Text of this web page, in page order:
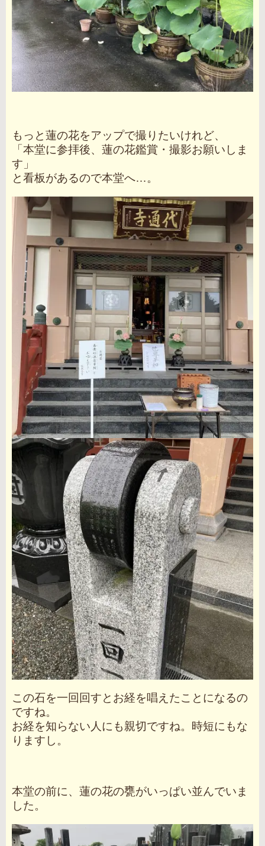
もっと蓮の花をアップで撮りたいけれど、
「本堂に参拝後、蓮の花鑑賞・撮影お願いしま
す」
と看板があるので本堂へ…。
この石を一回回すとお経を唱えたことになるの
ですね。
お経を知らない人にも親切ですね。時短にもな
りますし。
本堂の前に、蓮の花の甕がいっぱい並んでいま
した。